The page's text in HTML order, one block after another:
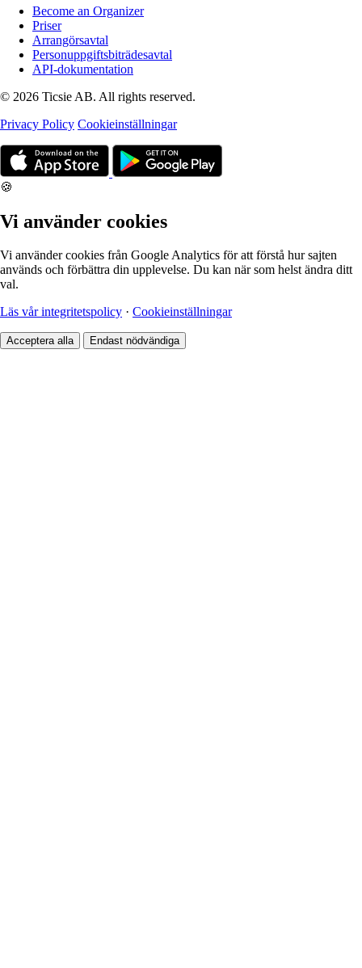
Become an Organizer
Priser
Arrangörsavtal
Personuppgiftsbiträdesavtal
API-dokumentation
© 2026 Ticsie AB. All rights reserved.
Privacy Policy Cookieinställningar
🍪
Vi använder cookies
Vi använder cookies från Google Analytics för att förstå hur sajten
används och förbättra din upplevelse. Du kan när som helst ändra ditt
val.
Läs vår integritetspolicy · Cookieinställningar
Acceptera alla Endast nödvändiga